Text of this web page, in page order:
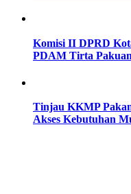
Komisi II DPRD
PDAM Tirta
Tinjau KKMP
Akses Kebutuhan